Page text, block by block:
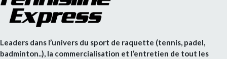
Leaders dans l’univers du sport de raquette (tennis, padel,
badminton..), la commercialisation et l’entretien de tout les